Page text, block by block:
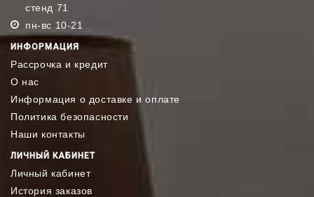
стенд 71
пн-вс 10-21
ИНФОРМАЦИЯ
Рассрочка и кредит
О нас
Информация о доставке и оплате
Политика безопасности
Наши контакты
ЛИЧНЫЙ КАБИНЕТ
Личный кабинет
История заказов